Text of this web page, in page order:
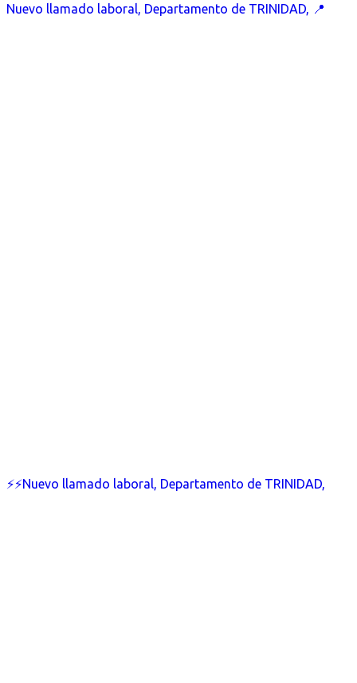
Nuevo llamado laboral, Departamento de TRINIDAD, 📍
⚡⚡Nuevo llamado laboral, Departamento de TRINIDAD,